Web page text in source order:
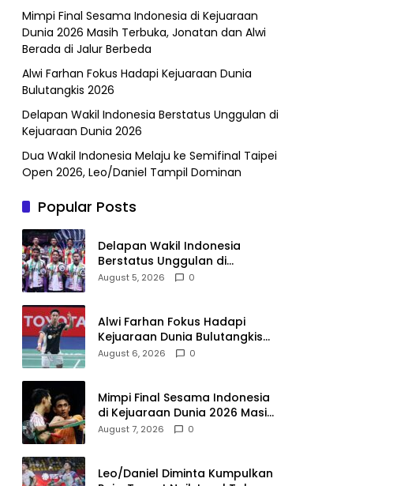
Mimpi Final Sesama Indonesia di Kejuaraan
Dunia 2026 Masih Terbuka, Jonatan dan Alwi
Berada di Jalur Berbeda
Alwi Farhan Fokus Hadapi Kejuaraan Dunia
Bulutangkis 2026
Delapan Wakil Indonesia Berstatus Unggulan di
Kejuaraan Dunia 2026
Dua Wakil Indonesia Melaju ke Semifinal Taipei
Open 2026, Leo/Daniel Tampil Dominan
Popular Posts
Delapan Wakil Indonesia
Berstatus Unggulan di
Kejuaraan Dunia 2026
August 5, 2026 0
Alwi Farhan Fokus Hadapi
Kejuaraan Dunia Bulutangkis
2026
August 6, 2026 0
Mimpi Final Sesama Indonesia
di Kejuaraan Dunia 2026 Masih
Terbuka, Jonatan dan Alwi
August 7, 2026 0
Leo/Daniel Diminta Kumpulkan